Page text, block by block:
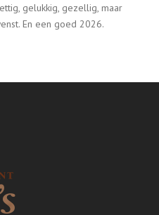
gelukkig, gezellig, maar
En een goed 2026.